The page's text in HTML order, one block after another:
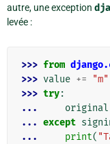
autre, une exception
levée :
>>> from
>>> value +=
"m"
>>> try:
...
original
... except
...
print(